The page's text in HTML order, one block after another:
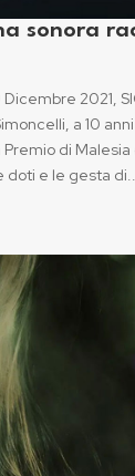
sonora
2021,
a 10
Premio di
doti e le gesta